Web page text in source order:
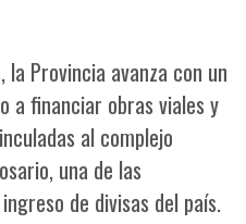
la Provincia avanza con un
a financiar obras viales y
al complejo
una de las
de divisas del país.